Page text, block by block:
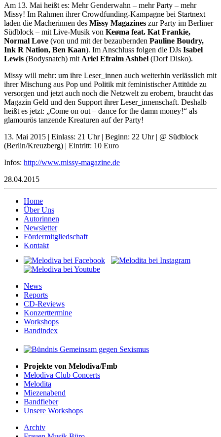
Am 13. Mai heißt es: Mehr Genderwahn – mehr Party – mehr
Missy! Im Rahmen ihrer Crowdfunding-Kampagne bei Startnext
laden die Macherinnen des Missy Magazines zur Party im Berliner
Südblock – mit Live-Musik von Keøma feat. Kat Frankie,
Normal Love (von und mit der bezaubernden Pauline Boudry,
Ink R Nation, Ben Kaan). Im Anschluss folgen die DJs Isabel
Lewis (Bodysnatch) mit Ariel Efraim Ashbel (Dorf Disko).
Missy will mehr: um ihre Leser_innen auch weiterhin verlässlich mit
ihrer Mischung aus Pop und Politik mit feministischer Attitüde zu
versorgen und jetzt auch noch die Netzwelt zu erobern, braucht das
Magazin Geld und den Support ihrer Leser_innenschaft. Deshalb
heißt es jetzt: „Come on out – dance for the damn money!“ als
glamourös tanzende Kreaturen auf der Party!
13. Mai 2015 | Einlass: 21 Uhr | Beginn: 22 Uhr | @ Südblock
(Berlin/Kreuzberg) | Eintritt: 10 Euro
Infos: http://www.missy-magazine.de
28.04.2015
Home
Über Uns
Autorinnen
Newsletter
Fördermitgliedschaft
Kontakt
News
Reports
CD-Reviews
Konzerttermine
Workshops
Bandindex
Projekte von Melodiva/Fmb
Melodiva Club Concerts
Melodita
Miezenabend
Bandfieber
Unsere Workshops
Archiv